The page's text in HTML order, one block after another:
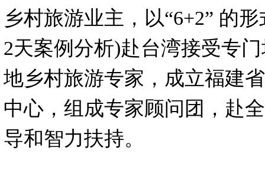
乡村旅游业主，以“6+2” 的
2天案例分析)赴台湾接受专
地乡村旅游专家，成立福建
中心，组成专家顾问团，赴
导和智力扶持。